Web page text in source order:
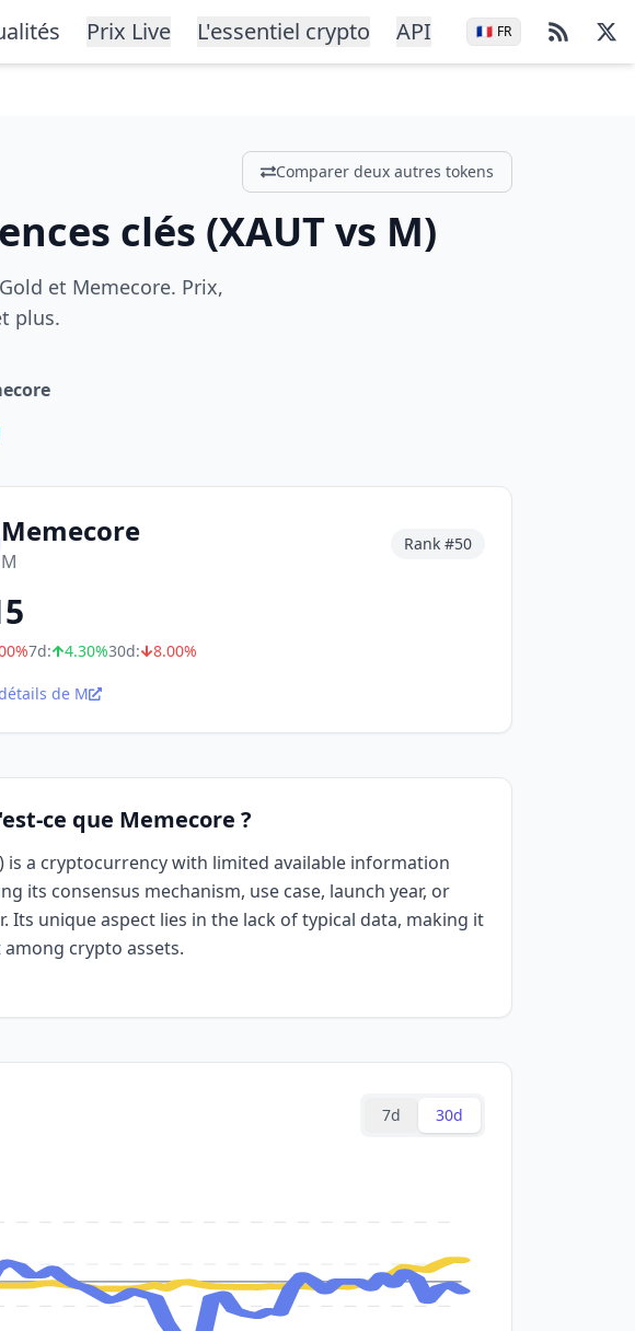
Prix Live L'essentiel crypto API 🇫🇷 FR
Comparer deux autres tokens
clés (XAUTvs M)
et Memecore. Prix,
plus.
Memecore
M
Rank #50
%7d: 4.30%30d: 8.00%
de M
ce que Memecore ?
is a cryptocurrency with limited available information
its consensus mechanism, use case, launch year, or
Its unique aspect lies in the lack of typical data, making it
crypto assets.
7d 30d